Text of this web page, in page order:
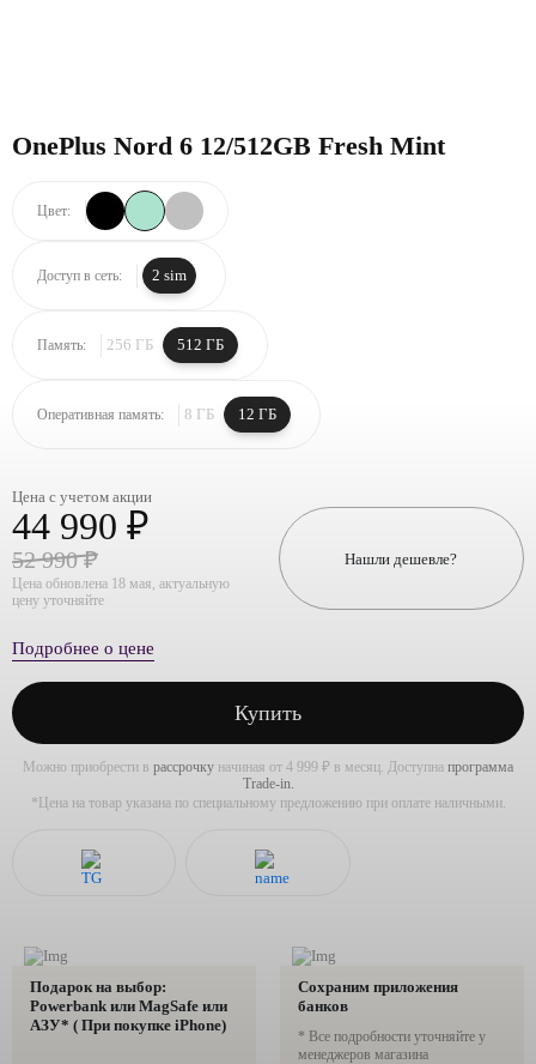
OnePlus Nord 6 12/512GB Fresh Mint
Цвет:
Доступ в сеть: 2 sim
Память: 256 ГБ 512 ГБ
Оперативная память: 8 ГБ 12 ГБ
Цена с учетом акции
44 990 ₽
52 990 ₽
Цена обновлена 18 мая, актуальную
цену уточняйте
Нашли дешевле?
Подробнее о цене
Купить
Можно приобрести в рассрочку начиная от 4 999 ₽ в месяц. Доступна программа
Trade-in.
*Цена на товар указана по специальному предложению при оплате наличными.
Подарок на выбор:
Powerbank или MagSafe или
AЗУ* ( При покупке iPhone)
Сохраним приложения
банков
* Все подробности уточняйте у
менеджеров магазина